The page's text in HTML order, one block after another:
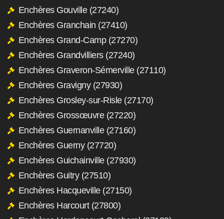
Enchères Gouville (27240)
Enchères Granchain (27410)
Enchères Grand-Camp (27270)
Enchères Grandvilliers (27240)
Enchères Graveron-Sémerville (27110)
Enchères Gravigny (27930)
Enchères Grosley-sur-Risle (27170)
Enchères Grossœuvre (27220)
Enchères Guernanville (27160)
Enchères Guerny (27720)
Enchères Guichainville (27930)
Enchères Guitry (27510)
Enchères Hacqueville (27150)
Enchères Harcourt (27800)